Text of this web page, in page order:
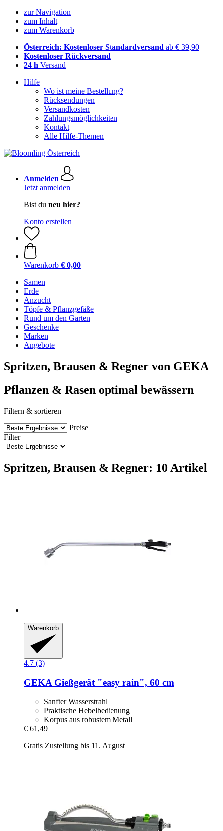
zur Navigation
zum Inhalt
zum Warenkorb
Österreich: Kostenloser Standardversand ab € 39,90
Kostenloser Rückversand
24 h Versand
Hilfe
Wo ist meine Bestellung?
Rücksendungen
Versandkosten
Zahlungsmöglichkeiten
Kontakt
Alle Hilfe-Themen
Anmelden
Jetzt anmelden
Bist du neu hier?
Konto erstellen
Warenkorb € 0,00
Samen
Erde
Anzucht
Töpfe & Pflanzgefäße
Rund um den Garten
Geschenke
Marken
Angebote
Spritzen, Brausen & Regner von GEKA
Pflanzen & Rasen optimal bewässern
Filtern & sortieren
Preise
Filter
Spritzen, Brausen & Regner: 10 Artikel
Warenkorb
4.7 (3)
GEKA Gießgerät "easy rain", 60 cm
Sanfter Wasserstrahl
Praktische Hebelbedienung
Korpus aus robustem Metall
€ 61,49
Gratis Zustellung bis 11. August